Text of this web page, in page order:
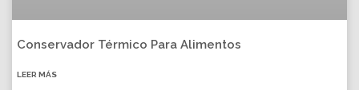
Conservador Térmico Para Alimentos
LEER MÁS